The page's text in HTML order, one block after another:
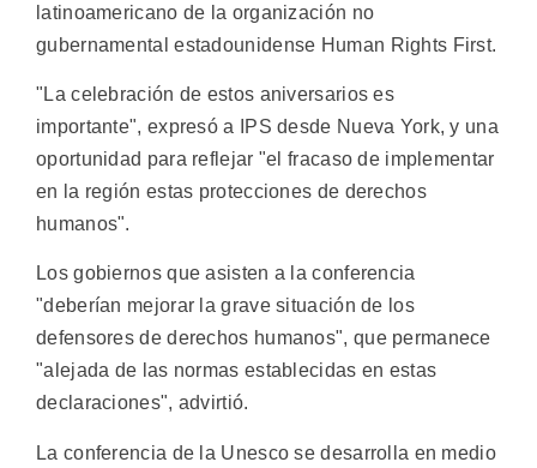
latinoamericano de la organización no
gubernamental estadounidense Human Rights First.
"La celebración de estos aniversarios es
importante", expresó a IPS desde Nueva York, y una
oportunidad para reflejar "el fracaso de implementar
en la región estas protecciones de derechos
humanos".
Los gobiernos que asisten a la conferencia
"deberían mejorar la grave situación de los
defensores de derechos humanos", que permanece
"alejada de las normas establecidas en estas
declaraciones", advirtió.
La conferencia de la Unesco se desarrolla en medio